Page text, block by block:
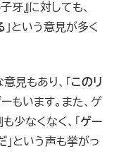
牙』に対しても、
」という意見が多く
見もあり、「 このリ
ーもいます。また、ゲ
少なくなく、「 ゲー
」という声も挙がっ